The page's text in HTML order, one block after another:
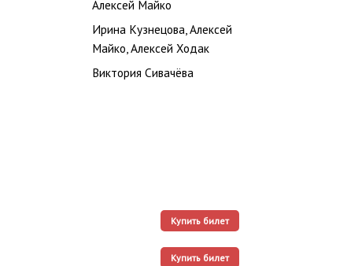
Алексей Майко
Ирина Кузнецова, Алексей
Майко, Алексей Ходак
Виктория Сивачёва
Купить билет
Купить билет